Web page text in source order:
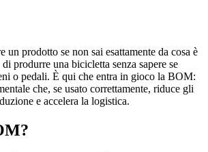
un prodotto se non sai esattamente da cosa è
produrre una bicicletta senza sapere se
o pedali. È qui che entra in gioco la BOM:
che, se usato correttamente, riduce gli
e accelera la logistica.